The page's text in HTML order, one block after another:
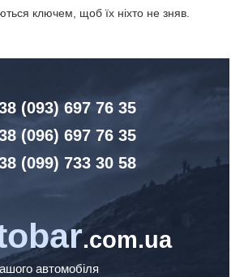
ключем, щоб їх ніхто не зняв.
(093) 697 76 35
(096) 697 76 35
(099) 733 30 58
.com.ua
автомобіля